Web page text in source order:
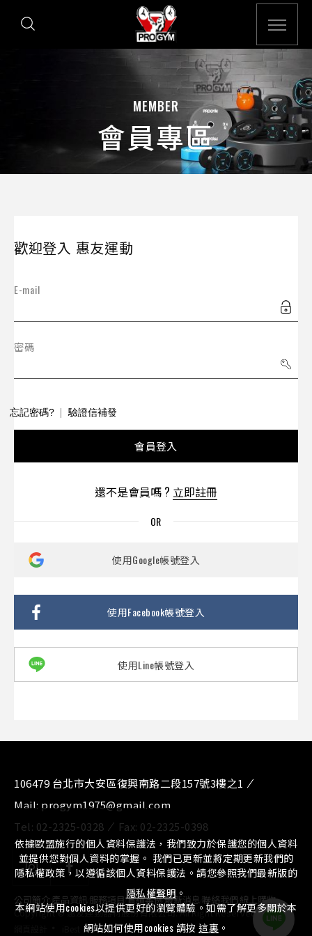
MEMBER
會員專區
歡迎登入 惠友運動
E-mail
密碼
忘記密碼? 驗證信補發
會員登入
還不是會員嗎 ? 立即註冊
使用Google帳號登入
使用Facebook帳號登入
使用Line帳號登入
106479 台北市大安區復興南路二段157號3樓之1
Mail: progym1975@gmail.com
Tel: 02-2325-0328 Fax: 02-2325-0398
公司簡介產品資訊 服務項目⁄實績案例⁄最新消息 聯絡我們 線上購物
Copyright © 惠友運動器材股份有限公司. All Right Reserved.
依據歐盟施行的個人資料保護法，我們致力於保護您的個人資料
並提供您對個人資料的掌握。 我們已更新並將定期更新我們的
隱私權政策，以遵循該個人資料保護法。請您參照我們最新版的
隱私權聲明 。
本網站使用cookies以提供更好的瀏覽體驗。如需了解更多關於本
網站如何使用cookies 請按 這裏 。